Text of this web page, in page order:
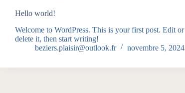
Hello world!
Welcome to WordPress. This is your first post. Edit or
delete it, then start writing!
beziers.plaisir@outlook.fr
novembre 5, 2024